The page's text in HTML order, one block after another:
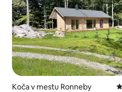
Koča v mestu Ronneby